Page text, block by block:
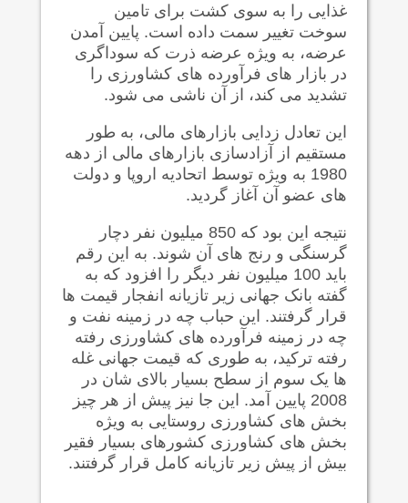
غذایی را به سوی کشت برای تامین
سوخت تغییر سمت داده است. پایین آمدن
عرضه، به ویژه عرضه ذرت که سوداگری
در بازار های فرآورده های کشاورزی را
تشدید می کند، از آن ناشی می شود.
این تعادل زدایی بازارهای مالی، به طور
مستقیم از آزادسازی بازارهای مالی از دهه
1980 به ویژه توسط اتحادیه اروپا و دولت
های عضو آن آغاز گردید.
نتیجه این بود که 850 میلیون نفر دچار
گرسنگی و رنج های آن شوند. به این رقم
باید 100 میلیون نفر دیگر را افزود که به
گفته بانک جهانی زیر تازیانه انفجار قیمت ها
قرار گرفتند. این حباب چه در زمینه نفت و
چه در زمینه فرآورده های کشاورزی رفته
رفته ترکید، به طوری که قیمت جهانی غله
ها یک سوم از سطح بسیار بالای شان در
2008 پایین آمد. این جا نیز پیش از هر چیز
بخش های کشاورزی روستایی به ویژه
بخش های کشاورزی کشورهای بسیار فقیر
بیش از پیش زیر تازیانه کامل قرار گرفتند.